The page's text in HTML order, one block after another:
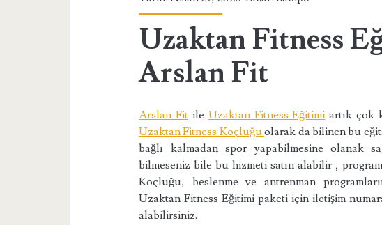
Uzaktan Fitness
Arslan Fit
Arslan Fitile Uzaktan Fitness Eğitimi artık çok
Uzaktan Fitness Koçluğuolarak da bilinen bu
bağlı kalmadan spor yapabilmesine olanak
bilmeseniz bile bu hizmeti satın alabilir ,
Koçluğu, beslenme ve antrenman
Uzaktan Fitness Eğitimi paketi için iletişim
alabilirsiniz.